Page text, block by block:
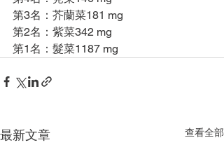
第3名：芥蘭菜181 mg
第2名：紫菜342 mg
第1名：髮菜1187 mg
最新文章 查看全部